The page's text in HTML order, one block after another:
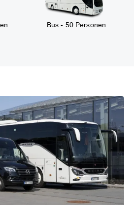
Bus - 50 Personen